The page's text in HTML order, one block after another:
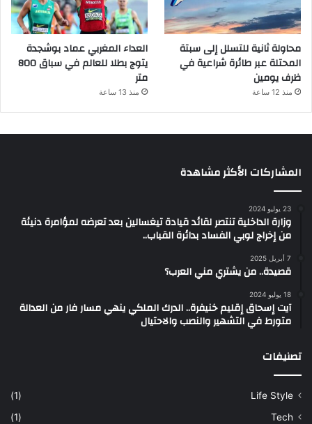
محاولة ثانية للتسلل إلى سبتة
المحتلة عبر طائرة شراعية في
ظرف يومين
منذ 12 ساعة
العداء المغربي عماد بوشجدة
يتوج بطلا للعالم في سباق 800
متر
منذ 13 ساعة
المشاركات الأكثر مشاهدة
23 يوليو 2024
وزارة الداخلية تنتصر لقائد قيادة تيغسالين بعد تعرضه لمؤامرة دنيئة
من إخراج لوبي الفساد بدائرة القباب..
7 أبريل 2025
قصيدة.. من يشتري مني العرب؟
18 يوليو 2024
آيت إسحاق إقليم خنيفرة.. الدرك الملكي ينهي مسار فار من العدالة
متورط في التشهير والنصب والاحتيال
تصنيفات
Life Style
(1)
Tech
(1)